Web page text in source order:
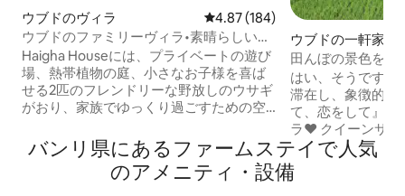
ウブドのヴィラ レビュー184件、5つ星中4.87つ
4.87 (184)
ウブドのファミリーヴィラ•素晴らしい景
色、プール、ウサギ
Haigha Houseには、プライベートの遊び
場、熱帯植物の庭、小さなお子様を喜ば
せる2匹のフレンドリーな野放しのウサギ
がおり、家族でゆっくり過ごすための空
無料のベビーベッドとハイチェアをご用
意します。また、ご到着前にベビー用安
全器具やおもちゃのレンタルを手配でき
ウブドの一軒家
田んぼの景色を望
恋をして」の伝説
はい、そうです。
滞在し、象徴的な
て、恋をして』が
ラ❤️ クイーンサイズのベッド、スクリー
ン、プロジェクタ
い1ベッドルーム
め、お気に入りの
バンリ県にあるファームステイで人気
のアメニティ・設備